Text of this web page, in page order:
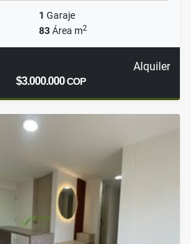
1 Garaje
83Área m2
Alquiler
$3.000.000COP